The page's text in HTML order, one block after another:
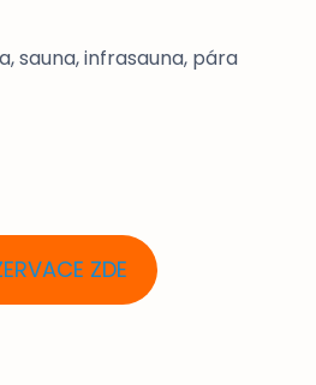
sauna, infrasauna, pára
ZDE